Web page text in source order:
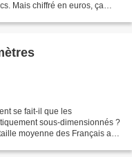
Mais chiffré en euros, ça
se fait-il que les
sous-dimensionnés ?
moyenne des Français a